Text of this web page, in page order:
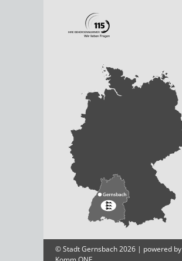
© Stadt Gernsbach 2026 | powered by